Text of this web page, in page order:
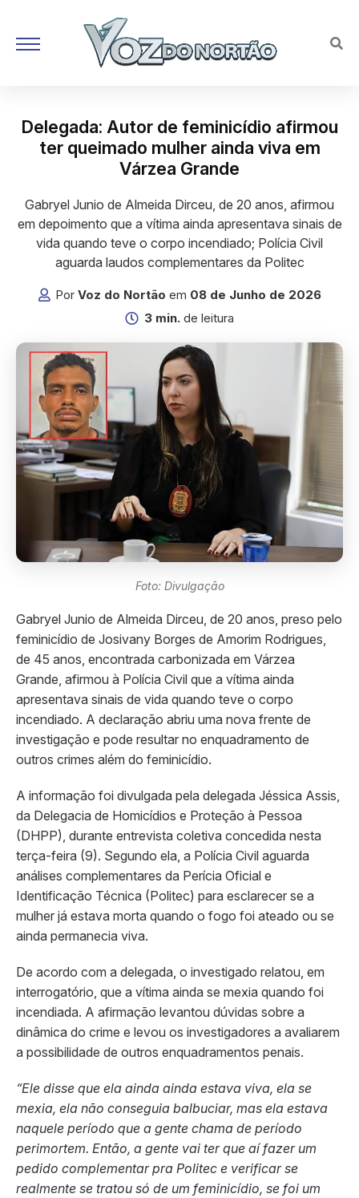
Delegada: Autor de feminicídio afirmou
ter queimado mulher ainda viva em
Várzea Grande
Gabryel Junio de Almeida Dirceu, de 20 anos, afirmou
em depoimento que a vítima ainda apresentava sinais de
vida quando teve o corpo incendiado; Polícia Civil
aguarda laudos complementares da Politec
Por Voz do Nortão em 08 de Junho de 2026
3 min. de leitura
Foto: Divulgação
Gabryel Junio de Almeida Dirceu, de 20 anos, preso pelo
feminicídio de Josivany Borges de Amorim Rodrigues,
de 45 anos, encontrada carbonizada em Várzea
Grande, afirmou à Polícia Civil que a vítima ainda
apresentava sinais de vida quando teve o corpo
incendiado. A declaração abriu uma nova frente de
investigação e pode resultar no enquadramento de
outros crimes além do feminicídio.
A informação foi divulgada pela delegada Jéssica Assis,
da Delegacia de Homicídios e Proteção à Pessoa
(DHPP), durante entrevista coletiva concedida nesta
terça-feira (9). Segundo ela, a Polícia Civil aguarda
análises complementares da Perícia Oficial e
Identificação Técnica (Politec) para esclarecer se a
mulher já estava morta quando o fogo foi ateado ou se
ainda permanecia viva.
De acordo com a delegada, o investigado relatou, em
interrogatório, que a vítima ainda se mexia quando foi
incendiada. A afirmação levantou dúvidas sobre a
dinâmica do crime e levou os investigadores a avaliarem
a possibilidade de outros enquadramentos penais.
“Ele disse que ela ainda ainda estava viva, ela se
mexia, ela não conseguia balbuciar, mas ela estava
naquele período que a gente chama de período
perimortem. Então, a gente vai ter que aí fazer um
pedido complementar pra Politec e verificar se
realmente se tratou só de um feminicídio, se foi um